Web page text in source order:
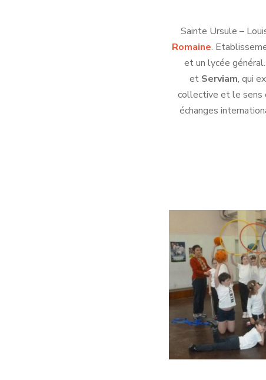
Sainte Ursule –
Romaine.
et un lycée
et Serviam, qui
collective et le sens
échanges